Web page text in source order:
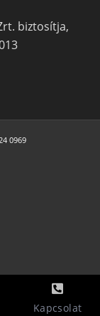
biztosítja,
0969
Kapcsolat